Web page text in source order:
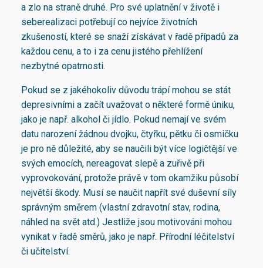
a zlo na straně druhé. Pro své uplatnění v životě i
seberealizaci potřebují co nejvíce životních
zkušeností, které se snaží získávat v řadě případů za
každou cenu, a to i za cenu jistého přehlížení
nezbytné opatrnosti.
Pokud se z jakéhokoliv důvodu trápí mohou se stát
depresivními a začít uvažovat o některé formě úniku,
jako je např. alkohol či jídlo. Pokud nemají ve svém
datu narození žádnou dvojku, čtyřku, pětku či osmičku
je pro ně důležité, aby se naučili být více logičtější ve
svých emocích, nereagovat slepě a zuřivě při
vyprovokování, protože právě v tom okamžiku působí
největší škody. Musí se naučit napřít své duševní síly
správným směrem (vlastní zdravotní stav, rodina,
náhled na svět atd.) Jestliže jsou motivováni mohou
vynikat v řadě směrů, jako je např. Přírodní léčitelství
či učitelství.